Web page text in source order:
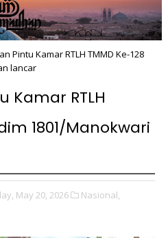
Pintu Kamar RTLH TMMD Ke-128
lancar
Kamar RTLH
1801/Manokwari
May 20, 2026 Nasional,